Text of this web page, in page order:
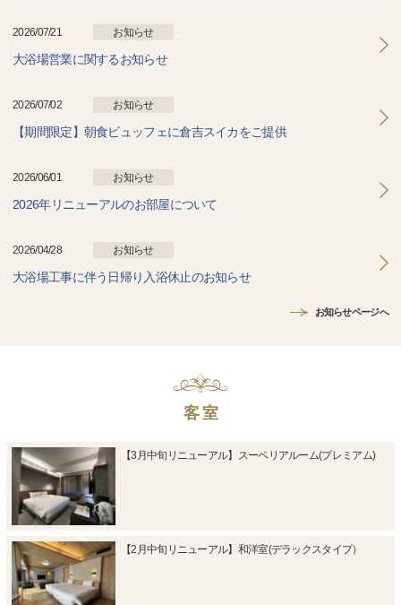
2026/07/21 お知らせ
大浴場営業に関するお知らせ
2026/07/02 お知らせ
【期間限定】朝食ビュッフェに倉吉スイカをご提供
2026/06/01 お知らせ
2026年リニューアルのお部屋について
2026/04/28 お知らせ
大浴場工事に伴う日帰り入浴休止のお知らせ
お知らせページへ
客 室
【3月中旬リニューアル】スーペリアルーム(プレミアム)
【2月中旬リニューアル】和洋室(デラックスタイプ）